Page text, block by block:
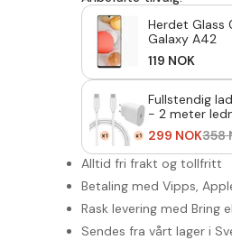
Herdet Glass
Galaxy A42
119 NOK
Fullstendig
- 2 meter
299 NOK358
Alltid fri frakt og tollfritt
Betaling med Vipps,
Rask levering med Bring
Sendes fra vårt lager i